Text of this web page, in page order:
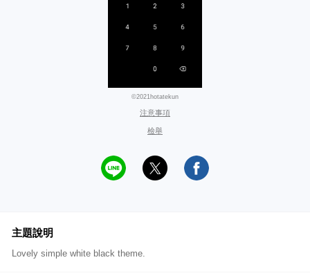
©2021hotatekun
注意事項
檢舉
主題說明
Lovely simple white black theme.